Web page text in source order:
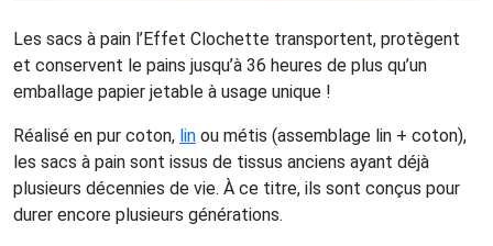
Les sacs à pain l’Effet Clochette transportent, protègent
et conservent le pains jusqu’à 36 heures de plus qu’un
emballage papier jetable à usage unique !
Réalisé en pur coton, lin ou métis (assemblage lin + coton),
les sacs à pain sont issus de tissus anciens ayant déjà
plusieurs décennies de vie. À ce titre, ils sont conçus pour
durer encore plusieurs générations.